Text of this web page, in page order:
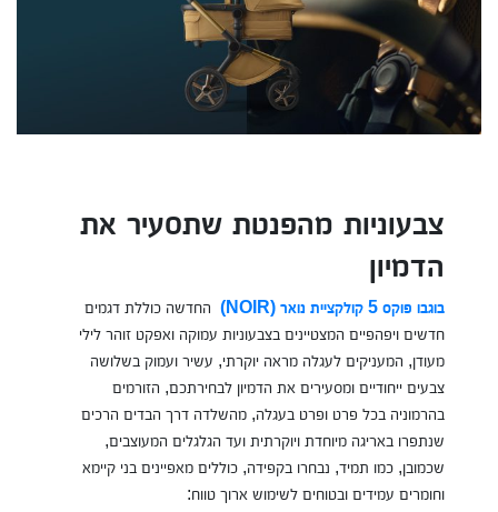
צבעוניות מהפנטת שתסעיר את
הדמיון
בוגבו פוקס 5 קולקציית נואר (NOIR)
החדשה כוללת דגמים
חדשים ויפהפיים המצטיינים בצבעוניות עמוקה ואפקט זוהר לילי
מעודן, המעניקים לעגלה מראה יוקרתי, עשיר ועמוק בשלושה
צבעים ייחודיים ומסעירים את הדמיון לבחירתכם, הזורמים
בהרמוניה בכל פרט ופרט בעגלה, מהשלדה דרך הבדים הרכים
שנתפרו באריגה מיוחדת ויוקרתית ועד הגלגלים המעוצבים,
שכמובן, כמו תמיד, נבחרו בקפידה, כוללים מאפיינים בני קיימא
וחומרים עמידים ובטוחים לשימוש ארוך טווח: